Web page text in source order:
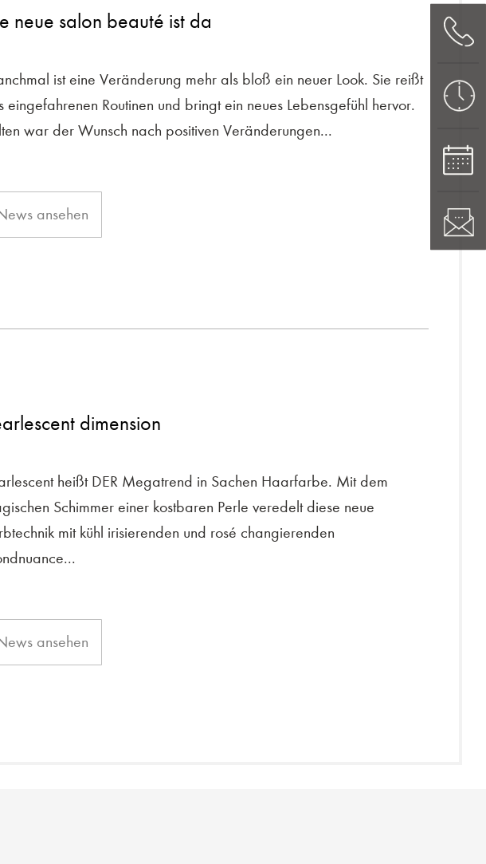
neue salon beauté ist da
ist eine Veränderung mehr als bloß ein neuer Look. Sie reißt
eingefahrenen Routinen und bringt ein neues Lebensgefühl hervor.
war der Wunsch nach positiven Veränderungen...
ansehen
dimension
heißt DER Megatrend in Sachen Haarfarbe. Mit dem
Schimmer einer kostbaren Perle veredelt diese neue
mit kühl irisierenden und rosé changierenden
ansehen